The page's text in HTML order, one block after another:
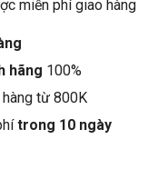
miễn phí giao hàng
hãng 100%
từ 800K
trong 10 ngày